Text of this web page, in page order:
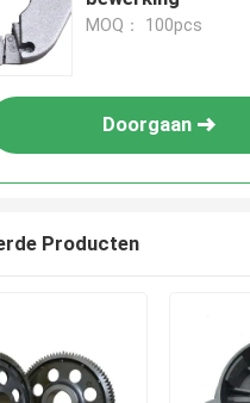
MOQ： 100pcs
Doorgaan
Producten